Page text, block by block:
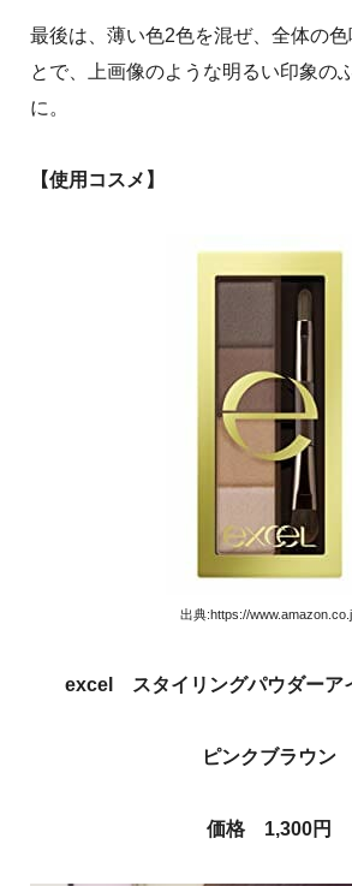
最後は、薄い色2色を混ぜ、全体の色
とで、上画像のような明るい印象の
に。
【使用コスメ】
出典:https://
excel スタイリングパウダーア
ピンクブラウン
価格 1,300円